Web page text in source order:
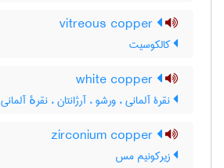
کالکوسیت
نقرۀ آلمانی ، ورشو ، آرژانتان ، نقرهٔ آلمانی
زیرکونیم مس